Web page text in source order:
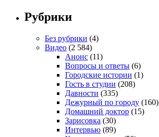
Рубрики
Без рубрики (4)
Видео (2 584)
Анонс (11)
Вопросы и ответы (6)
Городские истории (1)
Гость в студии (208)
Давности (335)
Дежурный по городу (160)
Домашний доктор (15)
Зарисовка (30)
Интервью (89)